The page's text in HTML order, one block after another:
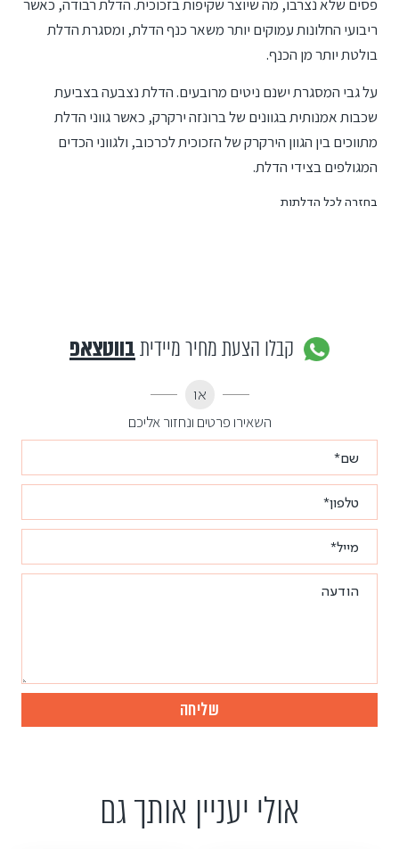
פסים שלא נצרבו, מה שיוצר שקיפות בזכוכית. הדלת רבודה, כאשר
ריבועי החלונות עמוקים יותר משאר כנף הדלת, ומסגרת הדלת
בולטת יותר מן הכנף.
על גבי המסגרת ישנם ניטים מרובעים. הדלת נצבעה בצביעת
שכבות אמנותית בגוונים של ברונזה ירקרק, כאשר גווני הדלת
מתווכים בין הגוון הירקרק של הזכוכית לכרכוב, ולגווני הכדים
המגולפים בצידי הדלת.
בחזרה לכל הדלתות
קבלו הצעת מחיר מיידיתבווטצאפ
או
השאירו פרטים ונחזור אליכם
אולי יעניין אותך גם